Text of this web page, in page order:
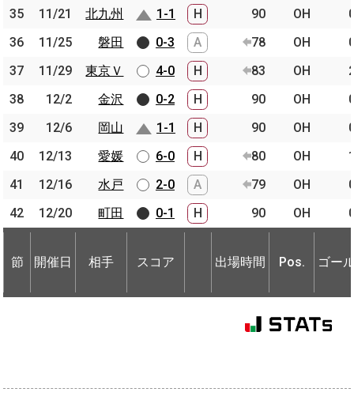
35 11/21 北九州 1-1 H 90 OH
36
11/25 磐田 0-3 A 78 OH
37
11/29 東京Ｖ 4-0 H 83 OH
38
12/2 金沢 0-2 H 90 OH
39
12/6 岡山 1-1 H 90 OH
40
12/13 愛媛 6-0 H 80 OH
41
12/16 水戸 2-0 A 79 OH
42
12/20 町田 0-1 H 90 OH
節 開催日 相手 スコア 出場時間 Pos. ゴー
35 11/21
北九州
36
11/25
磐田
37
11/29
東京Ｖ
38
12/2
金沢
39
12/6
岡山
40
12/13
愛媛
41
12/16
水戸
42
12/20 町田
節 開催日 相手